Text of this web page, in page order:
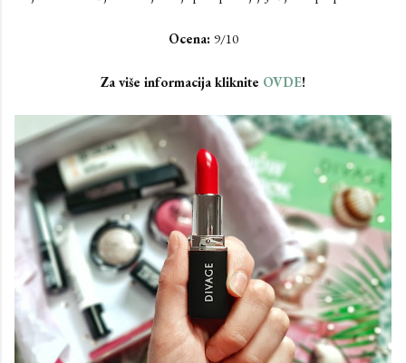
Ocena: 9/10
Za više informacija kliknite OVDE!